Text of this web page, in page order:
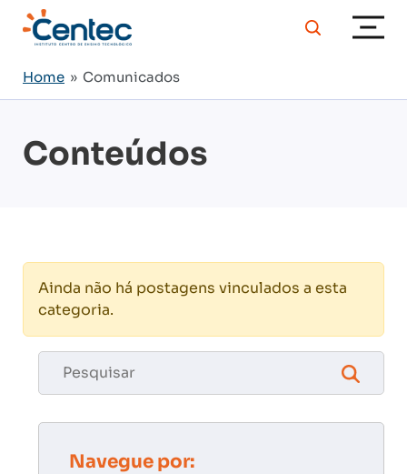
Home » Comunicados
Conteúdos
Ainda não há postagens vinculados a esta
categoria.
Navegue por: